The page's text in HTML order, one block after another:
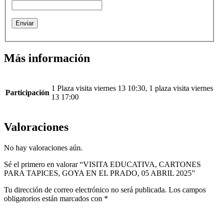
Más información
Participación
1 Plaza visita viernes 13 10:30, 1 plaza visita viernes
13 17:00
Valoraciones
No hay valoraciones aún.
Sé el primero en valorar “VISITA EDUCATIVA, CARTONES
PARA TAPICES, GOYA EN EL PRADO, 05 ABRIL 2025”
Tu dirección de correo electrónico no será publicada. Los campos
obligatorios están marcados con *